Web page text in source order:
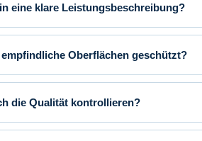
eine klare Leistungsbeschreibung?
Oberflächen geschützt?
die Qualität kontrollieren?